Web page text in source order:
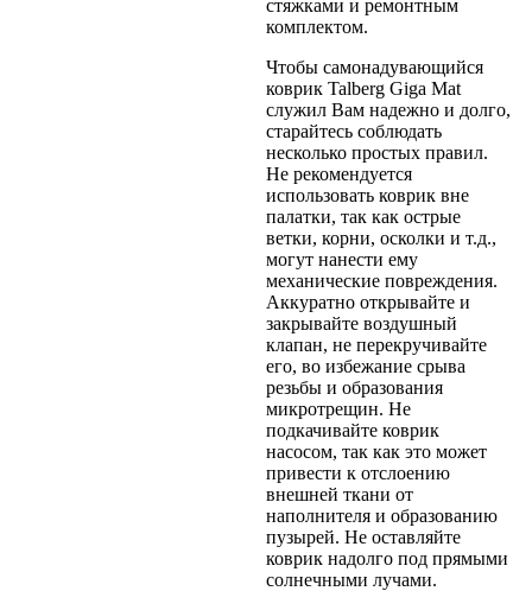
стяжками и ремонтным
комплектом.
Чтобы самонадувающийся
коврик Talberg Giga Mat
служил Вам надежно и долго,
старайтесь соблюдать
несколько простых правил.
Не рекомендуется
использовать коврик вне
палатки, так как острые
ветки, корни, осколки и т.д.,
могут нанести ему
механические повреждения.
Аккуратно открывайте и
закрывайте воздушный
клапан, не перекручивайте
его, во избежание срыва
резьбы и образования
микротрещин. Не
подкачивайте коврик
насосом, так как это может
привести к отслоению
внешней ткани от
наполнителя и образованию
пузырей. Не оставляйте
коврик надолго под прямыми
солнечными лучами.